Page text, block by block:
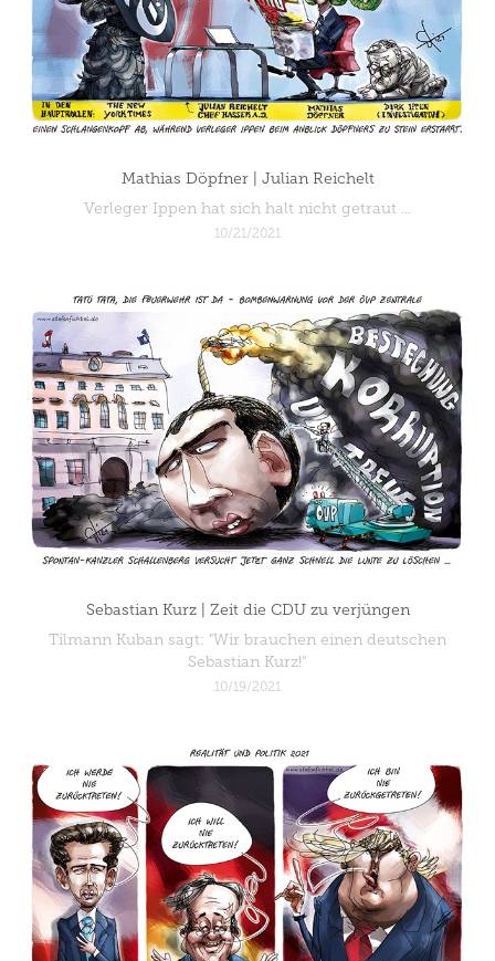
Mathias Döpfner | Julian Reichelt
Verleger Ippen hat sich halt nicht getraut ...
10/21/2021
Sebastian Kurz | Zeit die CDU zu verjüngen
Tilmann Kuban sagt: "Wir brauchen einen deutschen
Sebastian Kurz!“
10/19/2021